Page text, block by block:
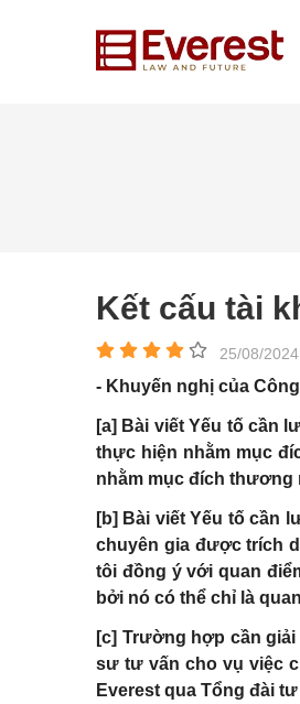
Kết cấu tài
25/08/2024
- Khuyến nghị của
[a] Bài viết Yếu tố cần
thực hiện nhằm mục
nhằm mục đích thương
[b] Bài viết Yếu tố cần
chuyên gia được trích
tôi đồng ý với quan
bởi nó có thể chỉ là
[c] Trường hợp cần
sư tư vấn cho vụ việc
Everest qua Tổng đài